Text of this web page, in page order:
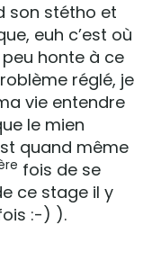
son stétho et
euh c’est où
peu honte à ce
réglé, je
vie entendre
le mien
quand même
fois de se
ce stage il y
:-) ).